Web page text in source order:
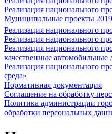
Реализация национального
Муниципальные проекты
Реализация национального
Реализация национального
Реализация национального
качественные автомобильные
Реализация национального
среда»
Нормативная документация
Соглашение на обработку
Политика администрации
обработки персональных